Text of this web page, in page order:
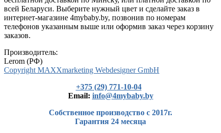
всей Беларуси. Выберите нужный цвет и сделайте заказ в
интернет-магазине 4mybaby.by, позвонив по номерам
телефонов указанным выше или оформив заказ через корзину
заказов.
Производитель:
Lerom (РФ)
Copyright MAXXmarketing Webdesigner GmbH
+375 (29) 771-10-04
Еmail: info@4mybaby.by
Собственное производство с 2017г.
Гарантия 24 месяца